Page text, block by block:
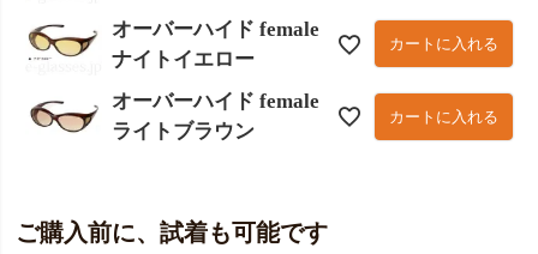
オーバーハイド female
ナイトイエロー
カートに入れる
オーバーハイド female
ライトブラウン
カートに入れる
ご購入前に、試着も可能です